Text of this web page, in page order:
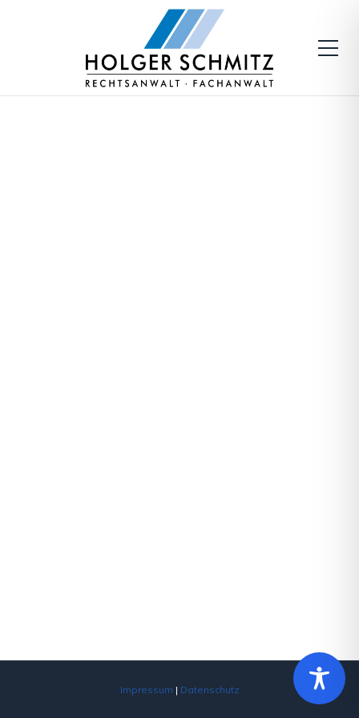
Impressum | Datenschutz